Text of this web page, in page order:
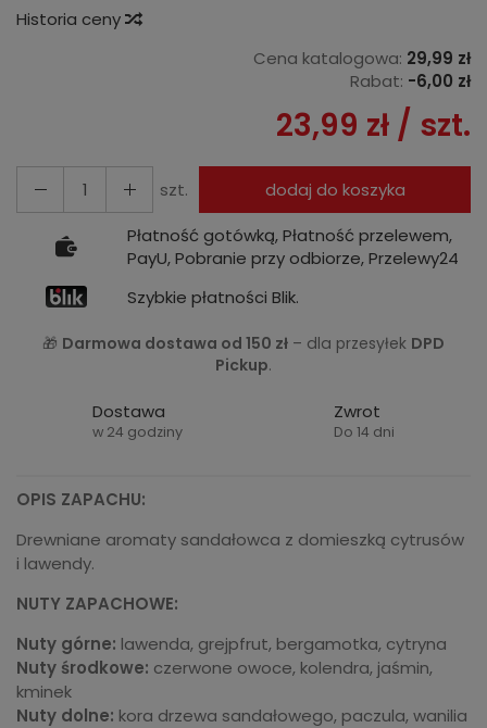
Historia ceny
Cena katalogowa: 29,99 zł
Rabat: -6,00 zł
23,99 zł / szt.
szt.
dodaj do koszyka
Płatność gotówką, Płatność przelewem,
PayU, Pobranie przy odbiorze, Przelewy24
Szybkie płatności Blik.
🎁 Darmowa dostawa od 150 zł – dla przesyłek DPD
Pickup.
Dostawa
w 24 godziny
Zwrot
Do 14 dni
OPIS ZAPACHU:
Drewniane aromaty sandałowca z domieszką cytrusów
i lawendy.
NUTY ZAPACHOWE:
Nuty górne: lawenda, grejpfrut, bergamotka, cytryna
Nuty środkowe: czerwone owoce, kolendra, jaśmin,
kminek
Nuty dolne: kora drzewa sandałowego, paczula, wanilia